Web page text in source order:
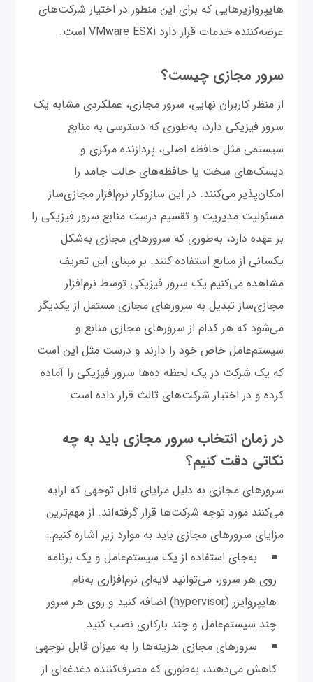
هایپروازیرهایی که برای این منظور در اختیار شرکت‌های
عرضه‌کننده خدمات قرار دارد VMware ESXi است.
سرور مجازی چیست؟
از منظر کاربران نهایی، سرور مجازی، عملکردی مشابه یک
سرور فیزیکی دارد، به‌طوری که دسترسی به منابع
سیستمی مثل حافظه اصلی، پردازنده مرکزی و
دیسک‌های سخت یا حافظه‌های حالت جامد را
امکان‌پذیر می‌کنند. در این سازوکار نرم‌افزار مجازی‌ساز
مسئولیت مدیریت و تقسیم درست منابع سرور فیزیکی را
بر عهده دارد، به‌طوری که سرورهای مجازی به‌شکل
یکسانی از منابع استفاده کنند. بر مبنای این تعریف
مشاهده می‌کنیم یک سرور فیزیکی توسط نرم‌افزار
مجازی‌ساز تبدیل به سرورهای مجازی مستقل از یکدیگر
می‌شود که هر کدام از سرورهای مجازی منابع و
سیستم‌عامل خاص خود را دارند و درست مثل این است
که یک شرکت در یک لحظه ده‌ها سرور فیزیکی را آماده
کرده و در اختیار شرکت‌های ثالث قرار داده است.
در زمان انتخاب سرور مجازی باید به چه
نکاتی دقت کنیم؟
سرورهای مجازی به دلیل مزایای قابل توجهی که ارایه
می‌کنند مورد توجه شرکت‌ها قرار گرفته‌اند. از مهم‌ترین
مزایای سرورهای مجازی باید به موارد زیر اشاره کنیم.:
به‌جای استفاده از یک سیستم‌عامل و یک برنامه
روی هر سرور، می‌توانید لایه‌ای نرم‌افزاری به‌نام
هایپروایزر (hypervisor) اضافه کنید و روی هر سرور
چند سیستم‌عامل و چند بار‌کاری نصب کنید.
سرورهای مجازی هزینه‌ها را به میزان قابل توجهی
کاهش می‌دهند، به‌طوری که مصرف‌کننده دغدغه‌ای از